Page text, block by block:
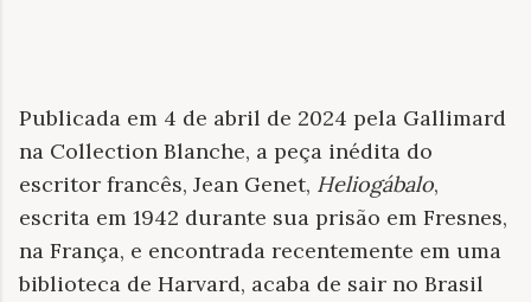
Publicada em 4 de abril de 2024 pela Gallimard
na Collection Blanche, a peça inédita do
escritor francês, Jean Genet, Heliogábalo,
escrita em 1942 durante sua prisão em Fresnes,
na França, e encontrada recentemente em uma
biblioteca de Harvard, acaba de sair no Brasil